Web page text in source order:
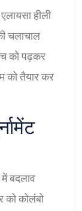
हीली
चलाचाल
को पढ़कर
को तैयार कर
बदलाव
कोलंबो